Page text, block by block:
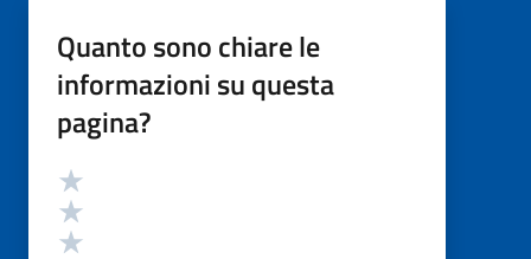
Quanto sono chiare le
informazioni su questa
pagina?
Valutazione